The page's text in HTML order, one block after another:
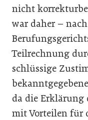
nicht
war daher –
Teilrechnung
schlüssige
da die Erklärung
mit Vorteilen für